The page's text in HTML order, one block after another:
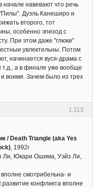
начале навевают что речь
Дуэль Канеширо и
второго, тот
особенно эпизод с
При этом даже "глюки"
увлектельны. Потом
начинается вуся-драма с
а в финале уже вообще
и воимя. Зачем было из трех
1,113
/ Death Triangle (aka Yes
, 1992г
Ли, Юкари Ошима, Уэйз Ли,
смотрибельна- и
конфликта вполне